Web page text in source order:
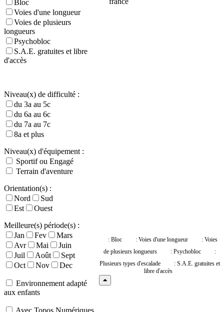
Bloc
Voies d'une longueur
Voies de plusieurs
longueurs
Psychobloc
S.A.E. gratuites et libre
d'accès
Niveau(x) de difficulté :
du 3a au 5c
du 6a au 6c
du 7a au 7c
8a et plus
Niveau(x) d'équipement :
Sportif ou Engagé
Terrain d'aventure
Orientation(s) :
Nord
Sud
Est
Ouest
Meilleure(s) période(s) :
Jan
Fev
Mars
Avr
Mai
Juin
Juil
Août
Sept
Oct
Nov Dec
Environnement adapté
aux enfants
Avec Topos Numériques
: Bloc : Voies d'une longueur
: Voies
de plusieurs longueurs
: Psychobloc
:
Plusieurs types d'escalade
: S.A.E. gratuites et
libre d'accès